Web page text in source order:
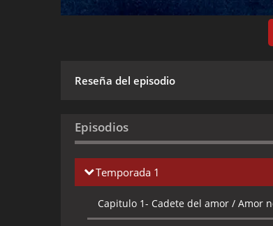
Reseña del episodio
Episodios
Temporada 1
Capitulo 1- Cadete del amor / Amor